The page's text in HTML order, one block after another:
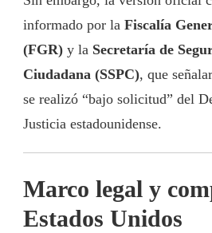
informado por la Fiscalía
(FGR) y la Secretaría de
Ciudadana (SSPC), que
se realizó “bajo solicitud” del
Justicia estadounidense.
Marco legal y
Estados Unidos